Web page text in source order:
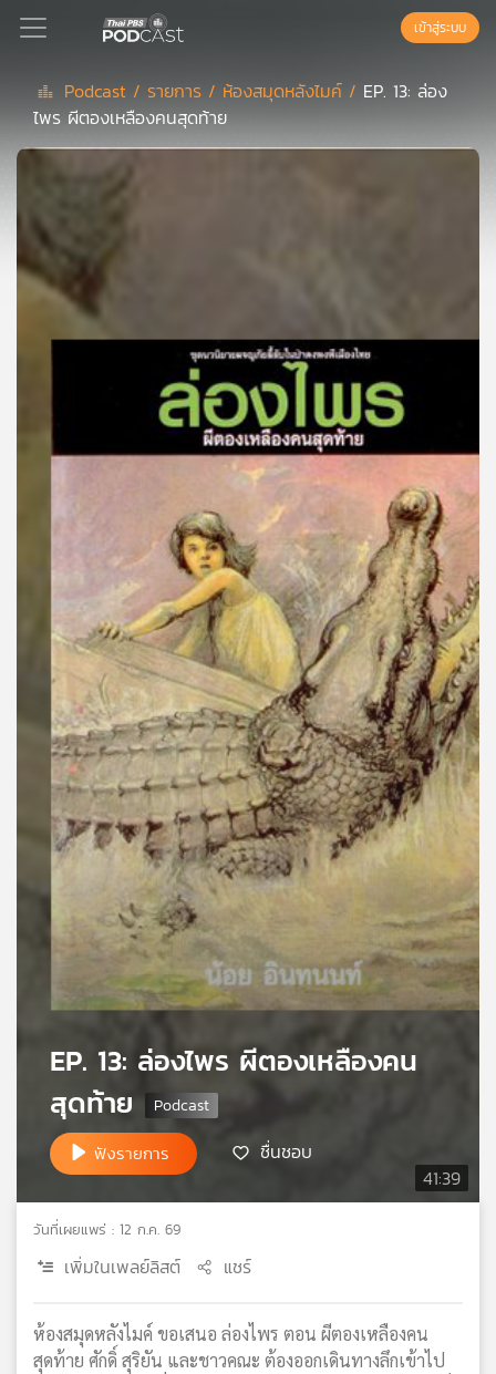
Podcast
สต์
แนะนำ
กิจกรรม
เกี่ยว
เครือ
วิทยุ
ข่าย
เข้าสู่ระบบ
Podcast / รายการ / ห้องสมุดหลังไมค์ / EP. 13: ล่อง
ไพร ผีตองเหลืองคนสุดท้าย
41:39
EP. 13: ล่องไพร ผีตองเหลืองคน
สุดท้าย
ฟังรายการ ชื่นชอบ
วันที่เผยแพร่ : 12 ก.ค. 69
เพิ่มในเพลย์ลิสต์ แชร์
ห้องสมุดหลังไมค์ ขอเสนอ ล่องไพร ตอน ผีตองเหลืองคน
สุดท้าย ศักดิ์ สุริยัน และชาวคณะ ต้องออกเดินทางลึกเข้าไป